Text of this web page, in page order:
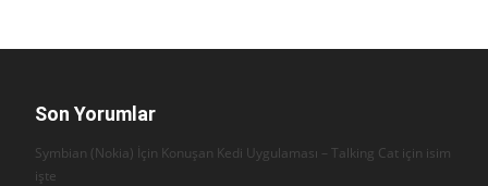
Son Yorumlar
Symbian (Nokia) İçin Konuşan Kedi Uygulaması – Talking Cat için isim
işte